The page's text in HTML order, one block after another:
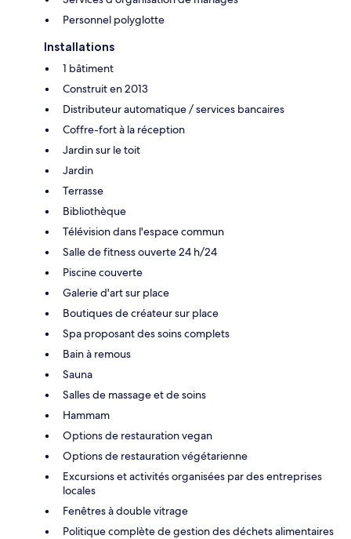
Personnel polyglotte
Installations
1 bâtiment
Construit en 2013
Distributeur automatique / services bancaires
Coffre-fort à la réception
Jardin sur le toit
Jardin
Terrasse
Bibliothèque
Télévision dans l'espace commun
Salle de fitness ouverte 24 h/24
Piscine couverte
Galerie d'art sur place
Boutiques de créateur sur place
Spa proposant des soins complets
Bain à remous
Sauna
Salles de massage et de soins
Hammam
Options de restauration vegan
Options de restauration végétarienne
Excursions et activités organisées par des entreprises
locales
Fenêtres à double vitrage
Politique complète de gestion des déchets alimentaires